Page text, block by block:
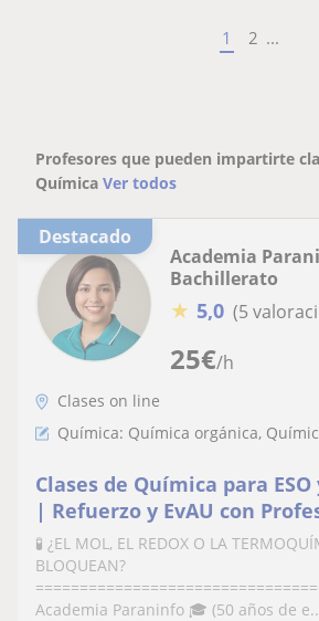
1 2 ...
Profesores que pueden impartirte
Química Ver todos
Destacado
25€/h
Academia
Bachillerato
★ 5,0 (5
Clases on line
Química: Química orgánica,
Clases de Química para
| Refuerzo y EvAU con
en ciencias
🧪 ¿EL MOL, EL REDOX O LA
BLOQUEAN?
Academia Paraninfo 🎓 (50 años de